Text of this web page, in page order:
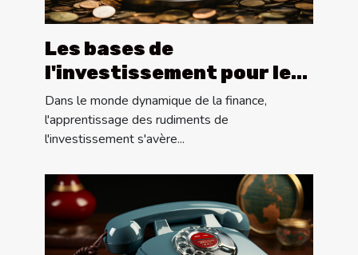
Les bases de
l'investissement pour les
débutants
Dans le monde dynamique de la finance,
l'apprentissage des rudiments de
l'investissement s'avère...